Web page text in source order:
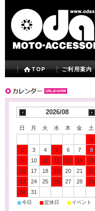
TOP ご利用案内
2026/08
日 月 火 水 木 金
土
1
2
3 4 5 6 7
8
9
10 11 12 13 14
15
16
17 18 19 20 21
22
23
24 25 26 27 28
29
30
31
■今日 ■定休日 ■ イベント